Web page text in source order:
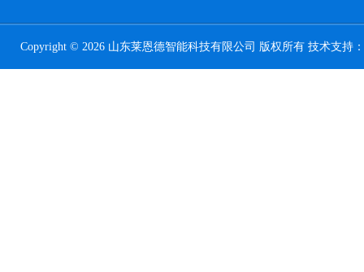
Copyright © 2026 山东莱恩德智能科技有限公司 版权所有 技术支持：